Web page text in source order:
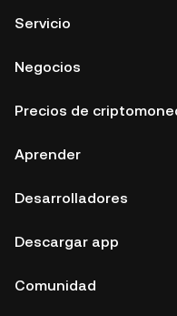
Servicio
Negocios
Precios de
Aprender
Desarrolladores
Descargar app
Comunidad